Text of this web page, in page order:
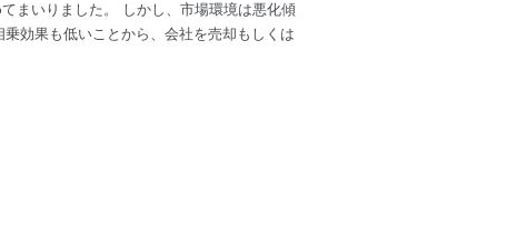
まいりました。 しかし、市場環境は悪化傾
効果も低いことから、会社を売却もしくは